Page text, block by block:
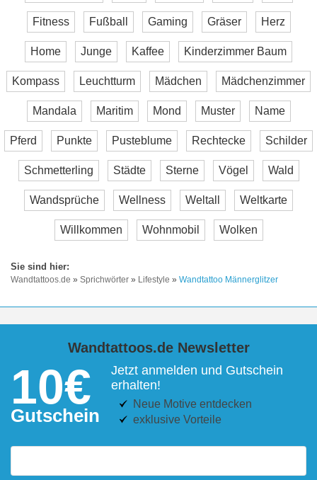
Fitness Fußball Gaming Gräser Herz
Home Junge Kaffee Kinderzimmer Baum
Kompass Leuchtturm Mädchen Mädchenzimmer
Mandala Maritim Mond Muster Name
Pferd Punkte Pusteblume Rechtecke Schilder
Schmetterling Städte Sterne Vögel Wald
Wandsprüche Wellness Weltall Weltkarte
Willkommen Wohnmobil Wolken
Wandtattoos.de » Sprichwörter » Lifestyle » Wandtattoo Männerglitzer
Wandtattoos.de Newsletter
10€
Gutschein
Jetzt anmelden und Gutschein
erhalten!
Neue Motive entdecken
exklusive Vorteile